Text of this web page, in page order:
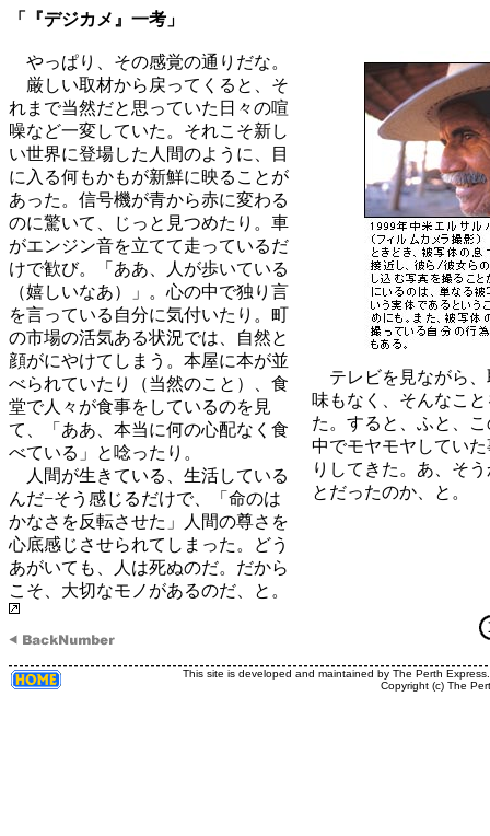
「『デジカメ』一考」
やっぱり、その感覚の通りだな。
厳しい取材から戻ってくると、そ
れまで当然だと思っていた日々の喧
噪など一変していた。それこそ新し
い世界に登場した人間のように、目
に入る何もかもが新鮮に映ることが
あった。信号機が青から赤に変わる
のに驚いて、じっと見つめたり。車
がエンジン音を立てて走っているだ
けで歓び。「ああ、人が歩いている
（嬉しいなあ）」。心の中で独り言
を言っている自分に気付いたり。町
の市場の活気ある状況では、自然と
顔がにやけてしまう。本屋に本が並
べられていたり（当然のこと）、食
堂で人々が食事をしているのを見
て、「ああ、本当に何の心配なく食
べている」と唸ったり。
人間が生きている、生活している
んだ−そう感じるだけで、「命のは
かなさを反転させた」人間の尊さを
心底感じさせられてしまった。どう
あがいても、人は死ぬのだ。だから
こそ、大切なモノがあるのだ、と。
テレビを見ながら、
味もなく、そんなこ
た。すると、ふと、
中でモヤモヤしてい
りしてきた。あ、そ
とだったのか、と。
This site is developed and maintained by The Perth
Copyright (c) The